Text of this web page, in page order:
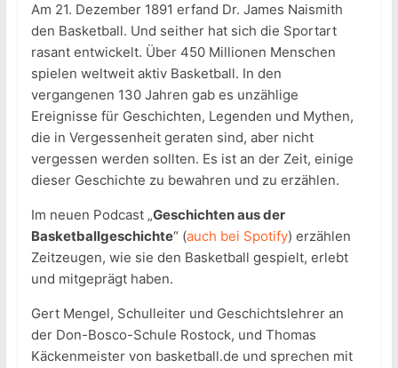
Am 21. Dezember 1891 erfand Dr. James Naismith
den Basketball. Und seither hat sich die Sportart
rasant entwickelt. Über 450 Millionen Menschen
spielen weltweit aktiv Basketball. In den
vergangenen 130 Jahren gab es unzählige
Ereignisse für Geschichten, Legenden und Mythen,
die in Vergessenheit geraten sind, aber nicht
vergessen werden sollten. Es ist an der Zeit, einige
dieser Geschichte zu bewahren und zu erzählen.
Im neuen Podcast „Geschichten aus der
Basketballgeschichte“ (auch bei Spotify) erzählen
Zeitzeugen, wie sie den Basketball gespielt, erlebt
und mitgeprägt haben.
Gert Mengel, Schulleiter und Geschichtslehrer an
der Don-Bosco-Schule Rostock, und Thomas
Käckenmeister von basketball.de und sprechen mit